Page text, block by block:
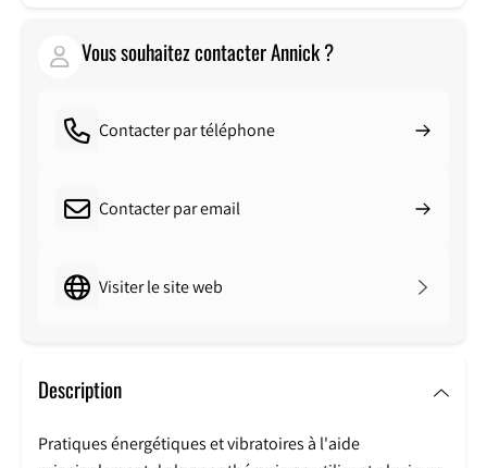
Vous souhaitez contacter Annick ?
Contacter par téléphone
Contacter par email
Visiter le site web
Description
Pratiques énergétiques et vibratoires à l'aide